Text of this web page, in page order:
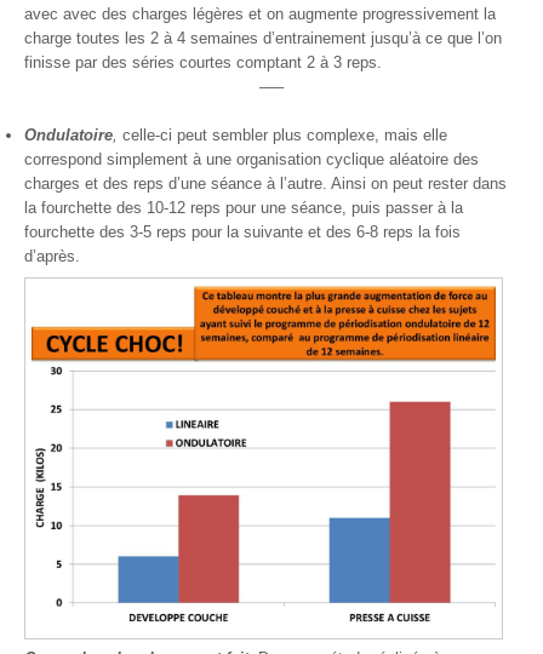
avec avec des charges légères et on augmente progressivement la
charge toutes les 2 à 4 semaines d’entrainement jusqu’à ce que l’on
finisse par des séries courtes comptant 2 à 3 reps.
—–
Ondulatoire, celle-ci peut sembler plus complexe, mais elle
correspond simplement à une organisation cyclique aléatoire des
charges et des reps d’une séance à l’autre. Ainsi on peut rester dans
la fourchette des 10-12 reps pour une séance, puis passer à la
fourchette des 3-5 reps pour la suivante et des 6-8 reps la fois
d’après.